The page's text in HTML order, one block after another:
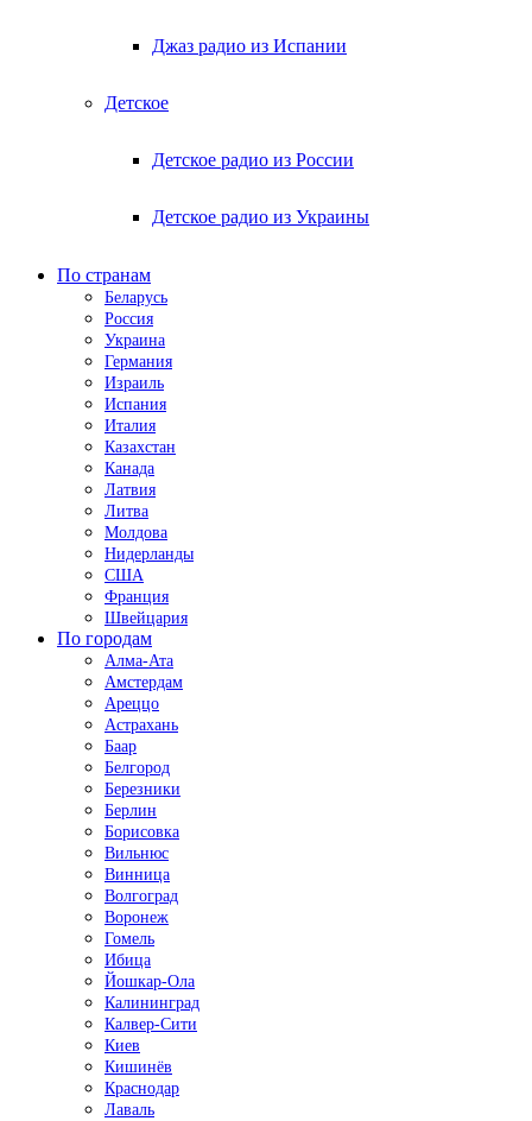
Джаз радио из Испании
Детское
Детское радио из России
Детское радио из Украины
По странам
Беларусь
Россия
Украина
Германия
Израиль
Испания
Италия
Казахстан
Канада
Латвия
Литва
Молдова
Нидерланды
США
Франция
Швейцария
По городам
Алма-Ата
Амстердам
Ареццо
Астрахань
Баар
Белгород
Березники
Берлин
Борисовка
Вильнюс
Винница
Волгоград
Воронеж
Гомель
Ибица
Йошкар-Ола
Калининград
Калвер-Сити
Киев
Кишинёв
Краснодар
Лаваль